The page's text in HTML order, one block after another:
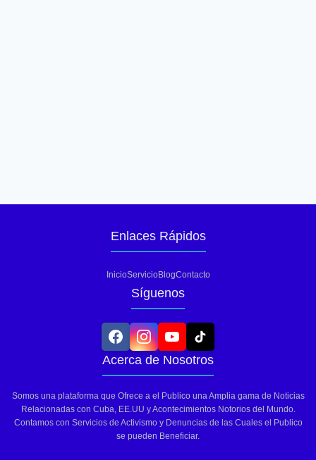
Enlaces Rápidos
InicioServicioBlogContacto
Síguenos
Acerca de Nosotros
Somos una plataforma que Ofrece a el Publico una Amplia gama de Noticias
Relacionadas con Cuba, EE.UU y Acontecimientos Notorios del Mundo.
Contamos con Servicios de Activismo y Denuncias de las Cuales el Publico
se pueden Beneficiar.